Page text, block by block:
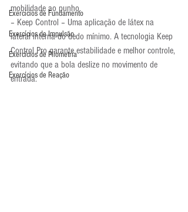
Exercícios de Fundamento
Exercícios de Impulsão
Exercícios de Pliometria
Exercícios de Reação
mobilidade ao punho.
– Keep Control – Uma aplicação de látex na
lateral interna do dedo mínimo. A tecnologia Keep
Control Pro garante estabilidade e melhor controle,
evitando que a bola deslize no movimento de
entrada.